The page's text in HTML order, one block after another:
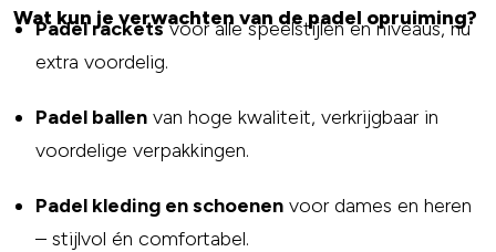
Wat kun je verwachten van de padel opruiming?
Padel racketsvoor alle speelstijlen en niveaus, nu
extra voordelig.
Padel ballen van hoge kwaliteit, verkrijgbaar in
voordelige verpakkingen.
Padel kleding en schoenen voor dames en heren
– stijlvol én comfortabel.